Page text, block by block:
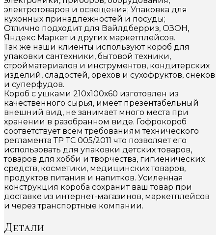
электротоваров и освещения; Упаковка для
кухонных принадлежностей и посуды;
Отлично подходит для Вайлдберриз, ОЗОН,
Яндекс Маркет и других маркетплейсов.
Так же наши клиенты используют короб для
упаковки сантехники, бытовой техники,
стройматериалов и инструментов, кондитерских
изделий, сладостей, орехов и сухофруктов, снеков
и суперфудов.
Короб с ушками 210х100х60 изготовлен из
качественного сырья, имеет презентабельный
внешний вид, не занимает много места при
хранении в разобранном виде. Гофрокороб
соответствует всем требованиям технического
регламента ТР ТС 005/2011 что позволяет его
использовать для упаковки детских товаров,
товаров для хобби и творчества, гигиенических
средств, косметики, медицинских товаров,
продуктов питания и напитков. Усиленная
конструкция короба сохранит ваш товар при
доставке из интернет-магазинов, маркетплейсов
и через транспортные компании.
Детали